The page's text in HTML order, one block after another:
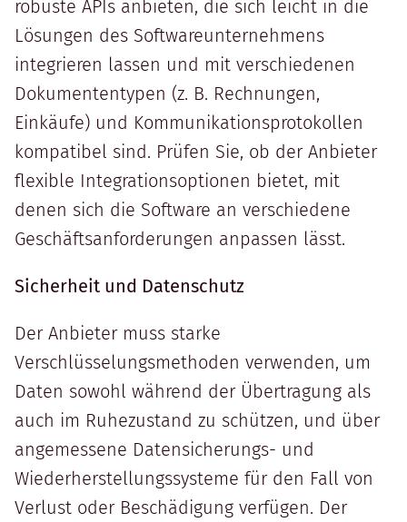
robuste APIs anbieten, die sich leicht in die
Lösungen des Softwareunternehmens
integrieren lassen und mit verschiedenen
Dokumententypen (z. B. Rechnungen,
Einkäufe) und Kommunikationsprotokollen
kompatibel sind. Prüfen Sie, ob der Anbieter
flexible Integrationsoptionen bietet, mit
denen sich die Software an verschiedene
Geschäftsanforderungen anpassen lässt.
Sicherheit und Datenschutz
Der Anbieter muss starke
Verschlüsselungsmethoden verwenden, um
Daten sowohl während der Übertragung als
auch im Ruhezustand zu schützen, und über
angemessene Datensicherungs- und
Wiederherstellungssysteme für den Fall von
Verlust oder Beschädigung verfügen. Der